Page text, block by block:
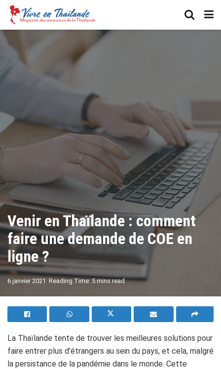
Venir en Thaïlande : comment
faire une demande de COE en
ligne ?
6 janvier 2021 Reading Time: 5 mins read
La Thaïlande tente de trouver les meilleures solutions pour
faire entrer plus d’étrangers au sein du pays, et cela, malgré
la persistance de la pandémie dans le monde. Cette